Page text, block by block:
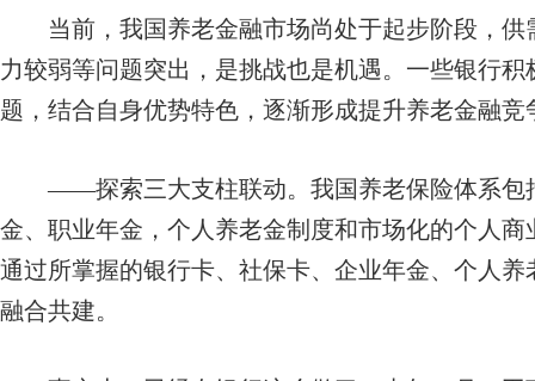
当前，我国养老金融市场尚处于起步阶段，供
力较弱等问题突出，是挑战也是机遇。一些银行
题，结合自身优势特色，逐渐形成提升养老金融
——探索三大支柱联动。我国养老保险体系包
金、职业年金，个人养老金制度和市场化的个人
通过所掌握的银行卡、社保卡、企业年金、个人
融合共建。